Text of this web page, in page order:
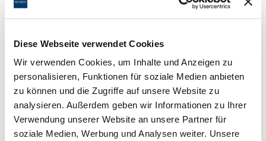
Diese Webseite verwendet Cookies
Wir verwenden Cookies, um Inhalte und Anzeigen zu
personalisieren, Funktionen für soziale Medien anbieten
zu können und die Zugriffe auf unsere Website zu
analysieren. Außerdem geben wir Informationen zu Ihrer
Verwendung unserer Website an unsere Partner für
soziale Medien, Werbung und Analysen weiter. Unsere
25 m²
1